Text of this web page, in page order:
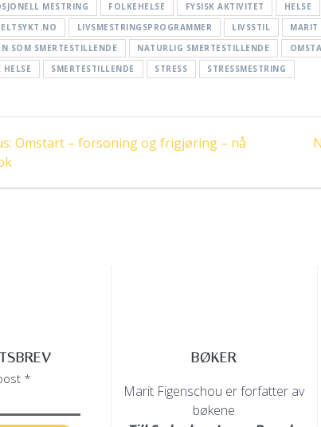
MESTRING FOLKEHELSE FYSISK AKTIVITET HELSE
LIVSMESTRINGSPROGRAMMER LIVSSTIL MARIT
SOM SMERTESTILLENDE
NATURLIG SMERTESTILLENDE
HELSE
SMERTESTILLENDE STRESS STRESSMESTRING
Previous
Omstart – forsoning og frigjøring – nå
*
BØKER
Marit Figenschou er forfatter av
bøkene